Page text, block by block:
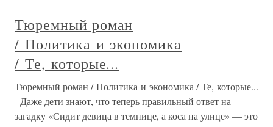
Тюремный роман
/ Политика и экономика
/ Те, которые...
Тюремный роман / Политика и экономика / Те, которые...
Даже дети знают, что теперь правильный ответ на
загадку «Сидит девица в темнице, а коса на улице» — это